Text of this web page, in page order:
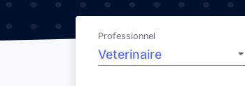
Professionnel